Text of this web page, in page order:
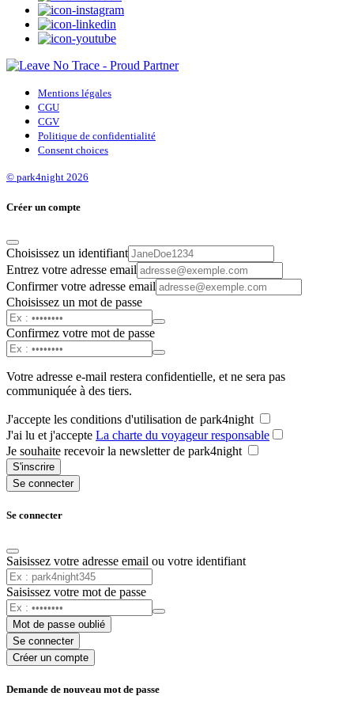
Mentions légales
CGU
CGV
Politique de confidentialité
Consent choices
© park4night 2026
Créer un compte
Choisissez un identifiant
Entrez votre adresse email
Confirmer votre adresse email
Choisissez un mot de passe
Confirmez votre mot de passe
Votre adresse e-mail restera confidentielle, et ne sera pas
communiquée à des tiers.
J'accepte les conditions d'utilisation de park4night
J'ai lu et j'accepte La charte du voyageur responsable
Je souhaite recevoir la newsletter de park4night
S'inscrire
Se connecter
Se connecter
Saisissez votre adresse email ou votre identifiant
Saisissez votre mot de passe
Mot de passe oublié
Se connecter
Créer un compte
Demande de nouveau mot de passe